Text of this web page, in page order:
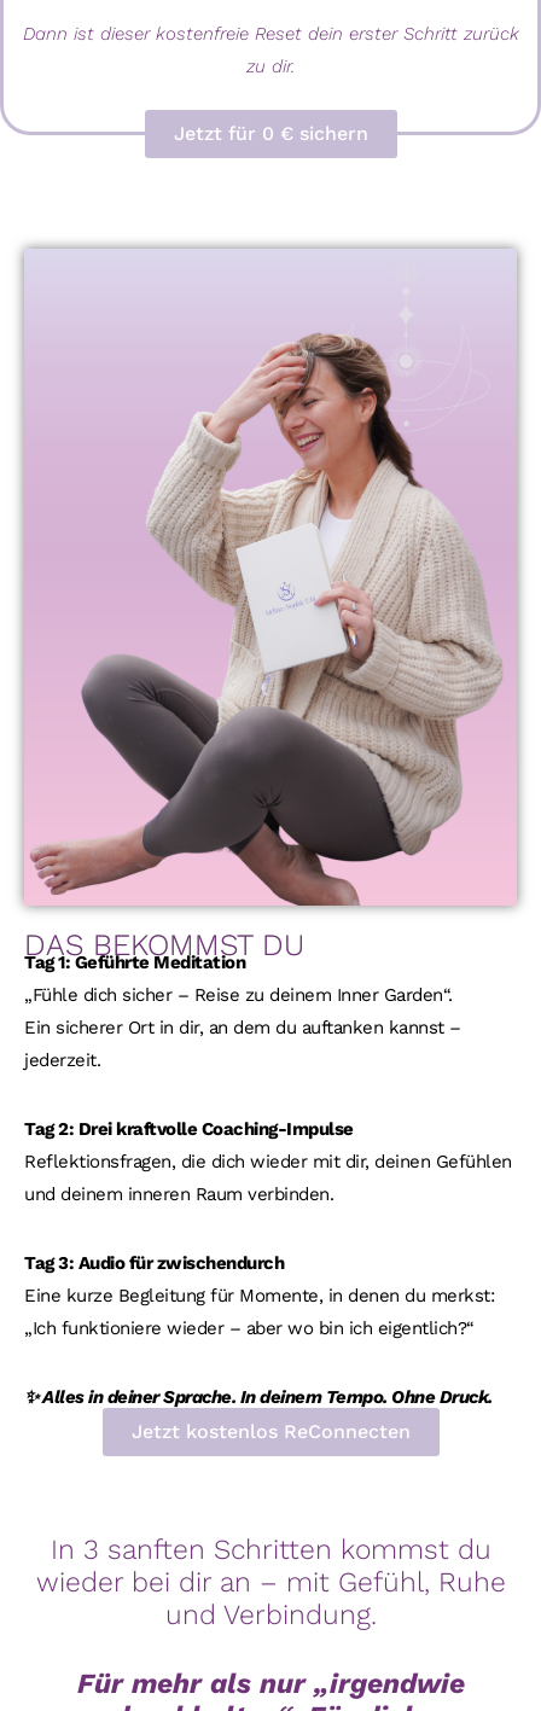
Dann ist dieser kostenfreie Reset dein erster Schritt zurück
zu dir.
Jetzt für 0 € sichern
DAS BEKOMMST DU
Tag 1: Geführte Meditation
„Fühle dich sicher – Reise zu deinem Inner Garden“.
Ein sicherer Ort in dir, an dem du auftanken kannst –
jederzeit.
Tag 2: Drei kraftvolle Coaching-Impulse
Reflektionsfragen, die dich wieder mit dir, deinen Gefühlen
und deinem inneren Raum verbinden.
Tag 3: Audio für zwischendurch
Eine kurze Begleitung für Momente, in denen du merkst:
„Ich funktioniere wieder – aber wo bin ich eigentlich?“
✨ Alles in deiner Sprache. In deinem Tempo. Ohne Druck.
Jetzt kostenlos ReConnecten
In 3 sanften Schritten kommst du
wieder bei dir an – mit Gefühl, Ruhe
und Verbindung.
Für mehr als nur „irgendwie